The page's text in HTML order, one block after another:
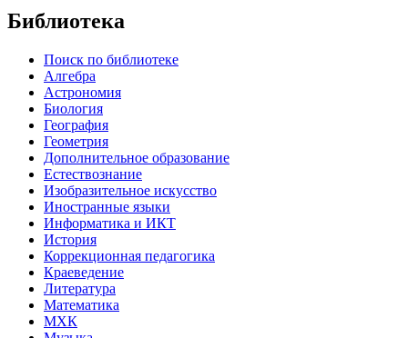
Библиотека
Поиск по библиотеке
Алгебра
Астрономия
Биология
География
Геометрия
Дополнительное образование
Естествознание
Изобразительное искусство
Иностранные языки
Информатика и ИКТ
История
Коррекционная педагогика
Краеведение
Литература
Математика
МХК